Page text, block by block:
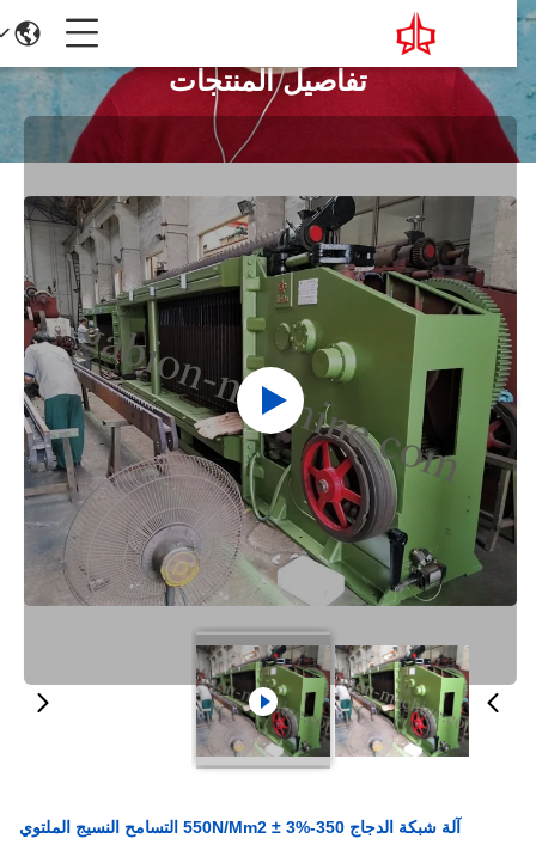
تفاصيل المنتجات
آلة شبكة الدجاج 350-550N/Mm2 ± 3% التسامح النسيج الملتوي